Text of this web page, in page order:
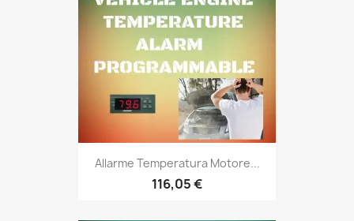
Allarme Temperatura Motore...
116,05 €